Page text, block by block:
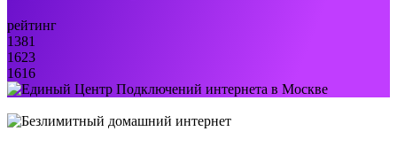
рейтинг
1381
1623
1616